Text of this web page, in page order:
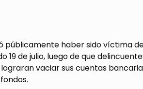
públicamente haber sido víctima
19 de julio, luego de que
vaciar sus cuentas